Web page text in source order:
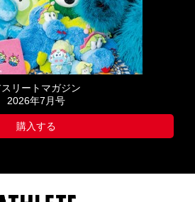
スリートマガジン
2026年7月号
購入する